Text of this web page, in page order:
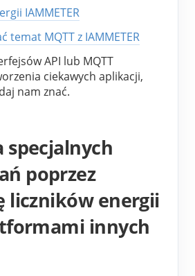
IAMMETER
temat MQTT z IAMMETER
API lub MQTT
ciekawych aplikacji,
nam znać.
specjalnych
poprzez
liczników energii
innych